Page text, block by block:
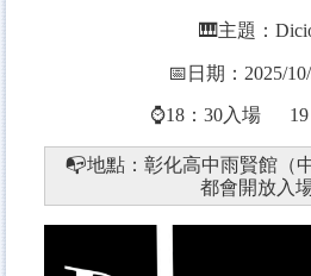
🎹主題：
📅日期：2025/
⌚18：30入場 19
📭地點：彰化高中雨賢館（
都會開放入場